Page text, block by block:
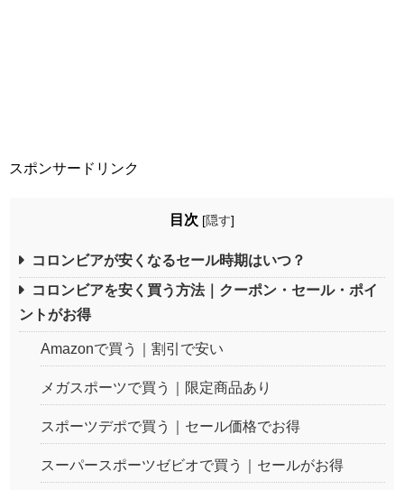
スポンサードリンク
目次 [隠す]
コロンビアが安くなるセール時期はいつ？
コロンビアを安く買う方法｜クーポン・セール・ポイ
ントがお得
Amazonで買う｜割引で安い
メガスポーツで買う｜限定商品あり
スポーツデポで買う｜セール価格でお得
スーパースポーツゼビオで買う｜セールがお得